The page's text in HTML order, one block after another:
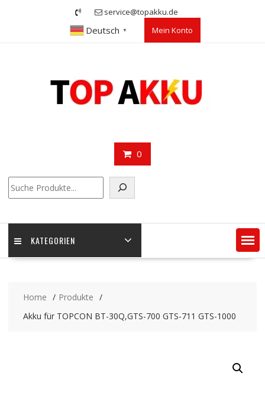
service@topakku.de
Deutsch ▼ Mein Konto
0
KATEGORIEN
Home
Produkte
Akku für TOPCON BT-30Q,GTS-700 GTS-711 GTS-1000